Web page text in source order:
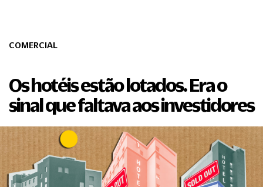
COMERCIAL
Os hotéis estão lotados. Era o
sinal que faltava aos investidores